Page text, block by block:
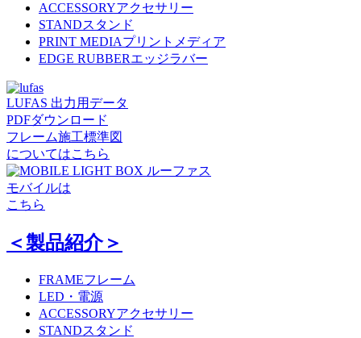
ACCESSORYアクセサリー
STANDスタンド
PRINT MEDIAプリントメディア
EDGE RUBBERエッジラバー
LUFAS 出力用データ
PDFダウンロード
フレーム施工標準図
についてはこちら
ルーファス
モバイルは
こちら
＜製品紹介＞
FRAMEフレーム
LED・電源
ACCESSORYアクセサリー
STANDスタンド